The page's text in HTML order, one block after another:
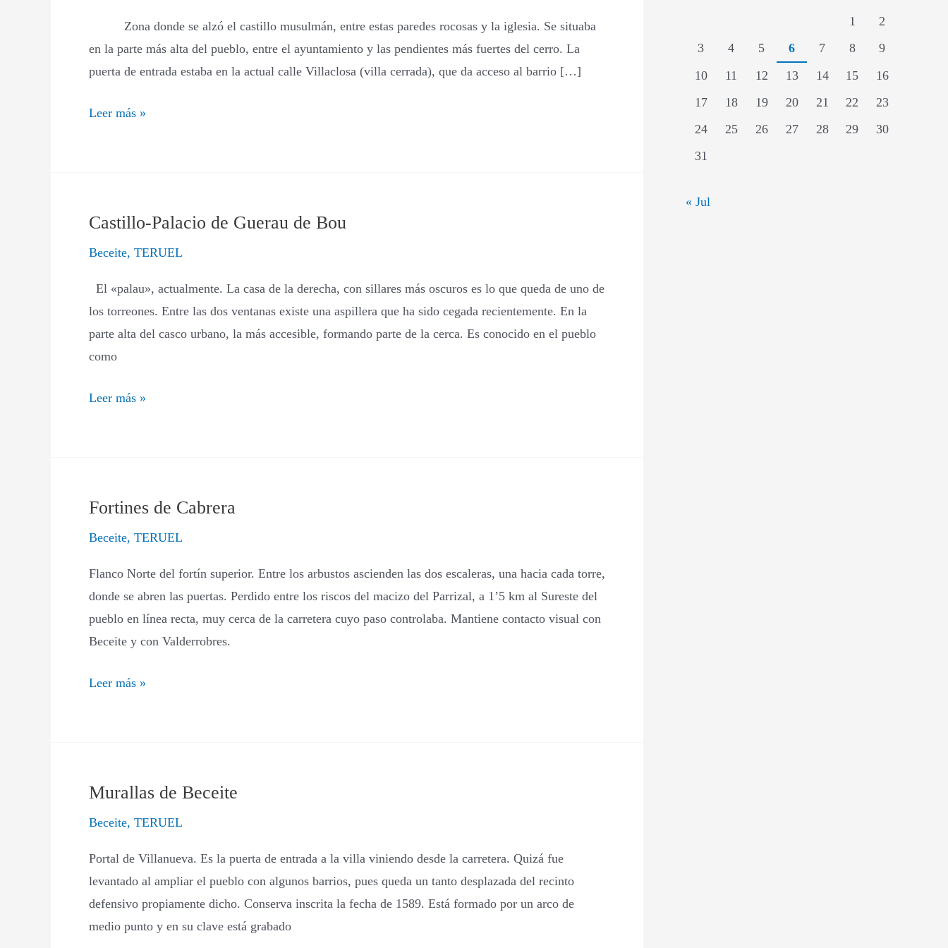
Zona donde se alzó el castillo musulmán, entre estas paredes rocosas y la iglesia. Se situaba
en la parte más alta del pueblo, entre el ayuntamiento y las pendientes más fuertes del cerro. La
puerta de entrada estaba en la actual calle Villaclosa (villa cerrada), que da acceso al barrio […]
Leer más »
Castillo-Palacio de Guerau de Bou
Beceite, TERUEL
El «palau», actualmente. La casa de la derecha, con sillares más oscuros es lo que queda de uno de
los torreones. Entre las dos ventanas existe una aspillera que ha sido cegada recientemente. En la
parte alta del casco urbano, la más accesible, formando parte de la cerca. Es conocido en el pueblo
como
Castillo-
Guerau
de
Bou
Leer más »
Fortines de Cabrera
Beceite, TERUEL
Flanco Norte del fortín superior. Entre los arbustos ascienden las dos escaleras, una hacia cada torre,
donde se abren las puertas. Perdido entre los riscos del macizo del Parrizal, a 1’5 km al Sureste del
pueblo en línea recta, muy cerca de la carretera cuyo paso controlaba. Mantiene contacto visual con
Beceite y con Valderrobres.
Fortines
Leer más »
Murallas de Beceite
Beceite, TERUEL
Portal de Villanueva. Es la puerta de entrada a la villa viniendo desde la carretera. Quizá fue
levantado al ampliar el pueblo con algunos barrios, pues queda un tanto desplazada del recinto
defensivo propiamente dicho. Conserva inscrita la fecha de 1589. Está formado por un arco de
medio punto y en su clave está grabado
Murallas
1
2
3
4 5 6 7 8
9
10
11 12 13 14 15
16
17
18 19 20 21 22
23
24
25 26 27 28 29
30
31
« Jul